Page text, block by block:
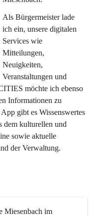
Als Bürgermeister lade
ich ein, unsere digitalen
Services wie
Mitteilungen,
Neuigkeiten,
Veranstaltungen und
möchte ich ebenso
Informationen zu
gibt es Wissenswertes
dem kulturellen und
sowie aktuelle
der Verwaltung.
Miesenbach im